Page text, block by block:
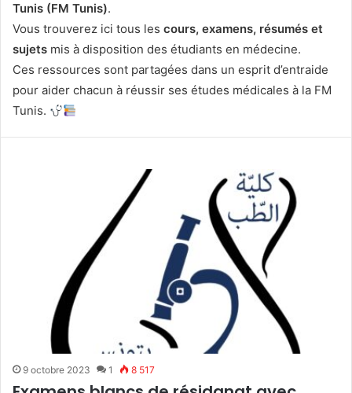
Tunis (FM Tunis).
Vous trouverez ici tous les cours, examens, résumés et
sujets mis à disposition des étudiants en médecine.
Ces ressources sont partagées dans un esprit d’entraide
pour aider chacun à réussir ses études médicales à la FM
Tunis.
9 octobre 2023 1 8 517